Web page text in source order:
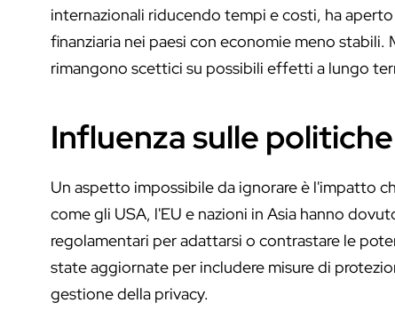
internazionali riducendo tempi e costi, ha
finanziaria nei paesi con economie meno
rimangono scettici su possibili effetti a lungo
Influenza sulle
Un aspetto impossibile da ignorare è l'impatto
come gli USA, l'EU e nazioni in Asia hanno
regolamentari per adattarsi o contrastare le
state aggiornate per includere misure di
gestione della privacy.